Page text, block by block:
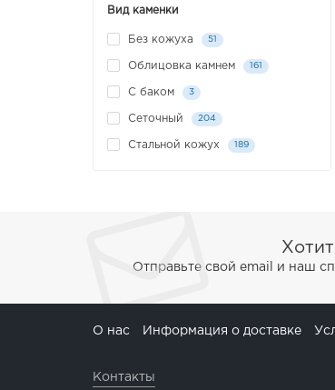
Вид каменки
Без кожуха 51
Облицовка камнем 161
С баком 3
Сеточный 204
Стальной кожух 189
Отправьте свой email и наш
О нас Информация о доставке
Контакты